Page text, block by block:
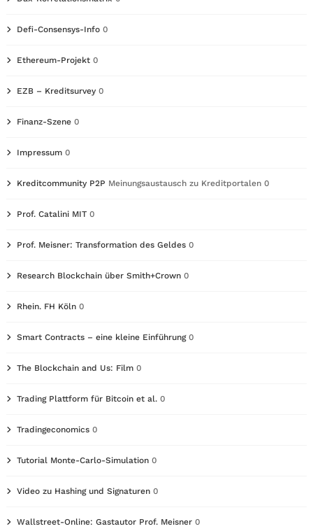
Defi-Consensys-Info 0
Ethereum-Projekt 0
EZB – Kreditsurvey 0
Finanz-Szene 0
Impressum 0
Kreditcommunity P2P Meinungsaustausch zu Kreditportalen 0
Prof. Catalini MIT 0
Prof. Meisner: Transformation des Geldes 0
Research Blockchain über Smith+Crown 0
Rhein. FH Köln 0
Smart Contracts – eine kleine Einführung0
The Blockchain and Us: Film 0
Trading Plattform für Bitcoin et al. 0
Tradingeconomics 0
Tutorial Monte-Carlo-Simulation 0
Video zu Hashing und Signaturen 0
Wallstreet-Online: Gastautor Prof. Meisner 0